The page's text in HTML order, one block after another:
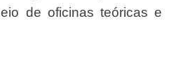
de oficinas teóricas e